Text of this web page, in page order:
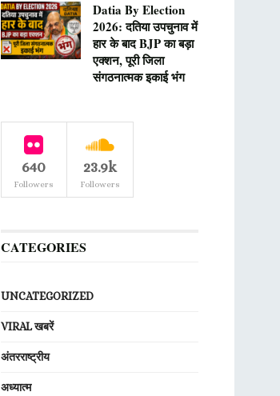
Datia By Election
2026: दतिया उपचुनाव में
हार के बाद BJP का बड़ा
एक्शन, पूरी जिला
संगठनात्मक इकाई भंग
640
Followers
23.9k
Followers
CATEGORIES
UNCATEGORIZED
VIRAL खबरें
अंतरराष्ट्रीय
अध्यात्म